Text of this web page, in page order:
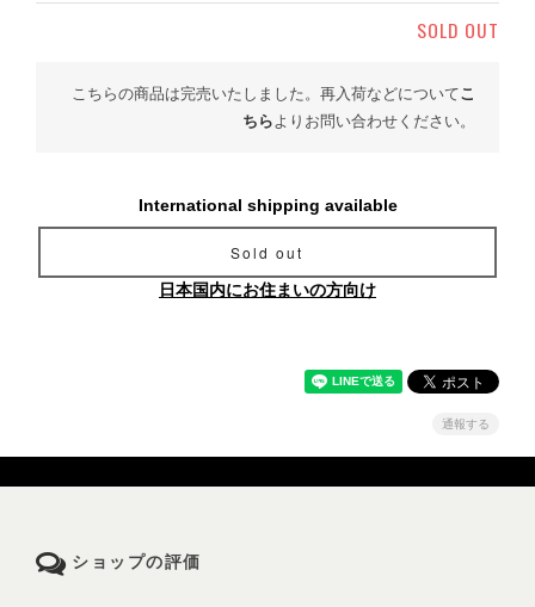
SOLD OUT
こちらの商品は完売いたしました。再入荷などについてこ
ちらよりお問い合わせください。
International shipping available
Sold out
日本国内にお住まいの方向け
通報する
ショップの評価